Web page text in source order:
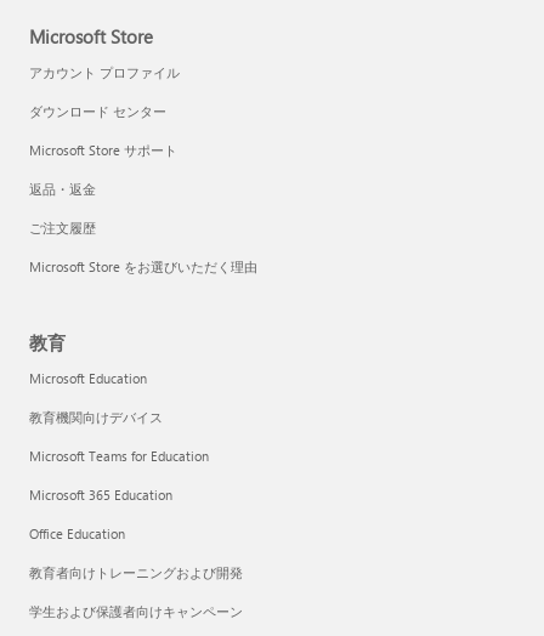
Microsoft Store
アカウント プロファイル
ダウンロード センター
Microsoft Store サポート
返品・返金
ご注文履歴
Microsoft Store をお選びいただく理由
教育
Microsoft Education
教育機関向けデバイス
Microsoft Teams for Education
Microsoft 365 Education
Office Education
教育者向けトレーニングおよび開発
学生および保護者向けキャンペーン